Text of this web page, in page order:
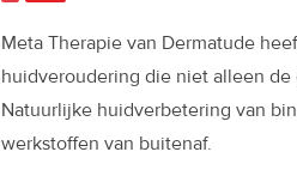
Meta Therapie van Dermatude
huidveroudering die niet alleen de
Natuurlijke huidverbetering van
werkstoffen van buitenaf.